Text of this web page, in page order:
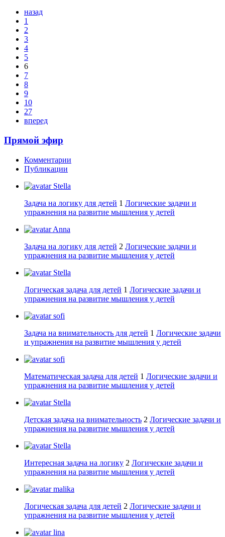
назад
1
2
3
4
5
6
7
8
9
10
27
вперед
Прямой эфир
Комментарии
Публикации
Stella
Задача на логику для детей 1 Логические задачи и
упражнения на развитие мышления у детей
Anna
Задача на логику для детей 2 Логические задачи и
упражнения на развитие мышления у детей
Stella
Логическая задача для детей 1 Логические задачи и
упражнения на развитие мышления у детей
sofi
Задача на внимательность для детей 1 Логические задачи
и упражнения на развитие мышления у детей
sofi
Математическая задача для детей 1 Логические задачи и
упражнения на развитие мышления у детей
Stella
Детская задача на внимательность 2 Логические задачи и
упражнения на развитие мышления у детей
Stella
Интересная задача на логику 2 Логические задачи и
упражнения на развитие мышления у детей
malika
Логическая задача для детей 2 Логические задачи и
упражнения на развитие мышления у детей
lina